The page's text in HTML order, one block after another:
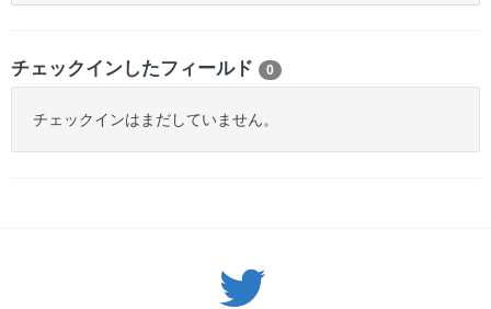
チェックインしたフィールド 0
チェックインはまだしていません。